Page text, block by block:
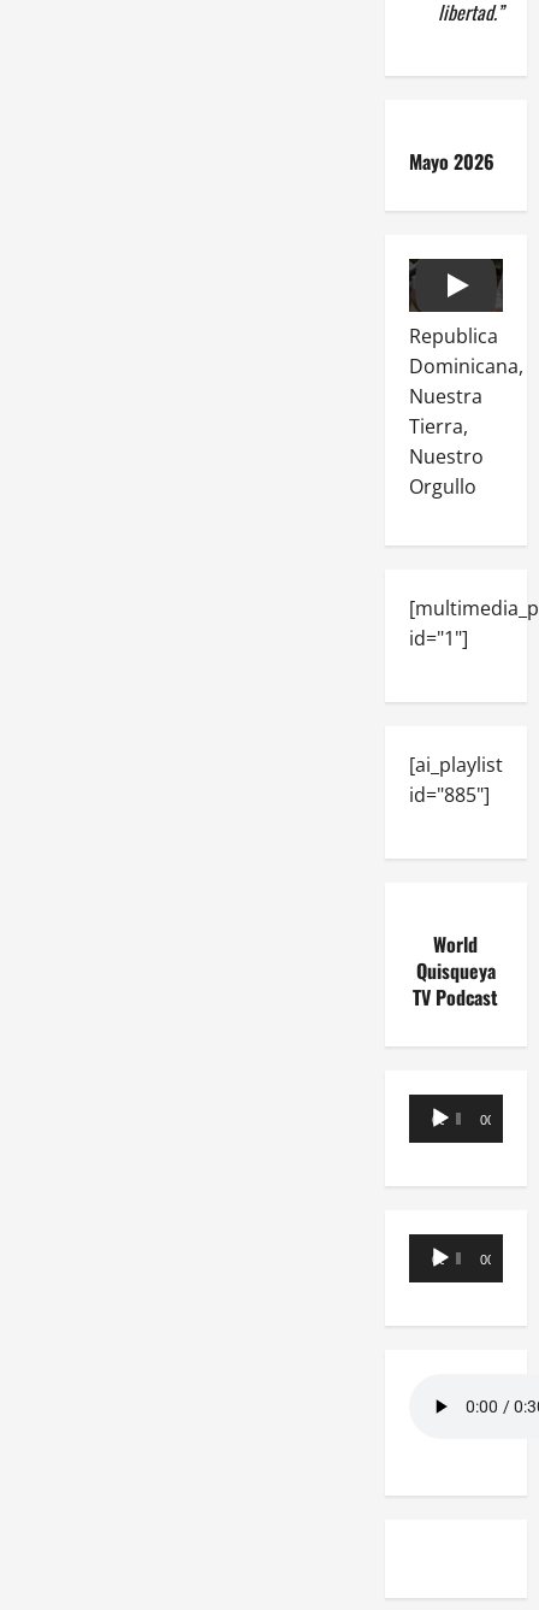
libertad.”
Mayo 2026
Play
Republica
Dominicana,
Nuestra
Tierra,
Nuestro
Orgullo
id="1"]
[ai_playlist
id="885"]
World
Quisqueya
TV Podcast
Reproductor
de
00:00 00:00
Reproductor
de
00:00 00:00